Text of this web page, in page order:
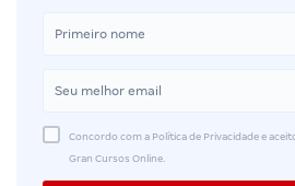
Concordo com a Política de Privacidade e
Gran Cursos Online.